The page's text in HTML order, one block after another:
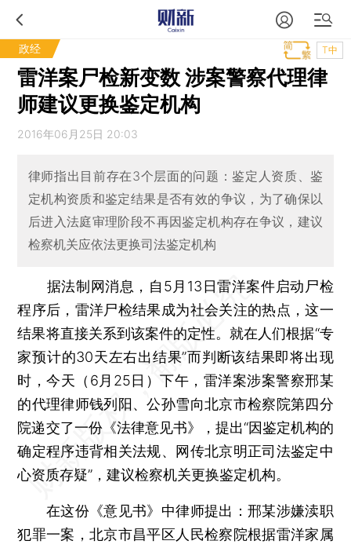
政经 T中
雷洋案尸检新变数 涉案警察代理律
师建议更换鉴定机构
2016年06月25日 20:03
律师指出目前存在3个层面的问题：鉴定人资质、鉴
定机构资质和鉴定结果是否有效的争议，为了确保以
后进入法庭审理阶段不再因鉴定机构存在争议，建议
检察机关应依法更换司法鉴定机构
据法制网消息，自5月13日雷洋案件启动尸检
程序后，雷洋尸检结果成为社会关注的热点，这一
结果将直接关系到该案件的定性。就在人们根据“专
家预计的30天左右出结果”而判断该结果即将出现
时，今天（6月25日）下午，雷洋案涉案警察邢某
的代理律师钱列阳、公孙雪向北京市检察院第四分
院递交了一份《法律意见书》，提出“因鉴定机构的
确定程序违背相关法规、网传北京明正司法鉴定中
心资质存疑”，建议检察机关更换鉴定机构。
在这份《意见书》中律师提出：邢某涉嫌渎职
犯罪一案，北京市昌平区人民检察院根据雷洋家属